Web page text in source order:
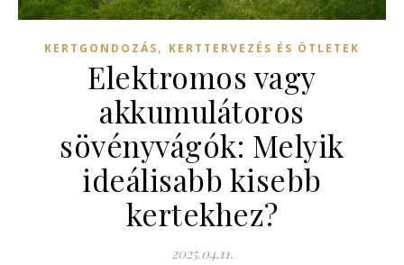
KERTGONDOZÁS, KERTTERVEZÉS ÉS ÖTLETEK
Elektromos vagy
akkumulátoros
sövényvágók: Melyik
ideálisabb kisebb
kertekhez?
2025.04.11.